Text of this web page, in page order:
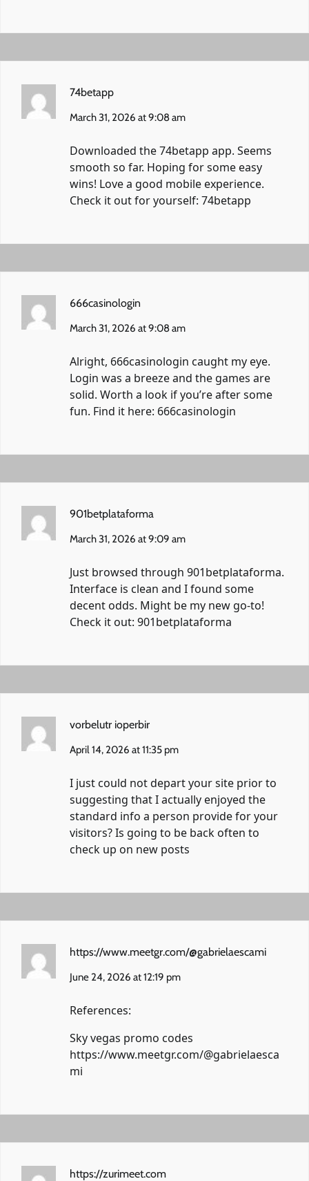
74betapp
March 31, 2026 at 9:08 am
Downloaded the 74betapp app. Seems
smooth so far. Hoping for some easy
wins! Love a good mobile experience.
Check it out for yourself: 74betapp
666casinologin
March 31, 2026 at 9:08 am
Alright, 666casinologin caught my eye.
Login was a breeze and the games are
solid. Worth a look if you’re after some
fun. Find it here: 666casinologin
901betplataforma
March 31, 2026 at 9:09 am
Just browsed through 901betplataforma.
Interface is clean and I found some
decent odds. Might be my new go-to!
Check it out: 901betplataforma
vorbelutr ioperbir
April 14, 2026 at 11:35 pm
I just could not depart your site prior to
suggesting that I actually enjoyed the
standard info a person provide for your
visitors? Is going to be back often to
check up on new posts
https://www.meetgr.com/@gabrielaescami
June 24, 2026 at 12:19 pm
References:
Sky vegas promo codes
https://www.meetgr.com/@gabrielaesca
mi
https://zurimeet.com